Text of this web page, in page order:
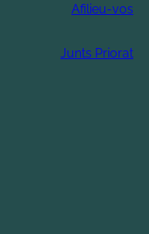
Afilieu-vos
Junts Priorat